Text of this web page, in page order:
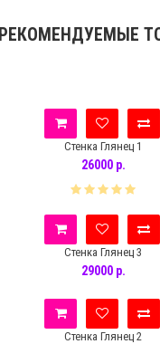
РЕКОМЕНДУЕМЫЕ
Стенка Глянец 1
26000 р.
Стенка Глянец 3
29000 р.
Стенка Глянец 2